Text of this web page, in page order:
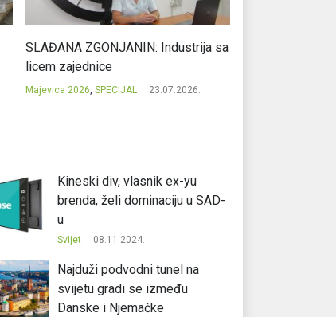
SLAĐANA ZGONJANIN: Industrija sa
licem zajednice
Majevica 2026, SPECIJAL 23.07.2026.
Kineski div, vlasnik ex-yu
brenda, želi dominaciju u SAD-
u
Svijet 08.11.2024.
Najduži podvodni tunel na
svijetu gradi se između
Danske i Njemačke